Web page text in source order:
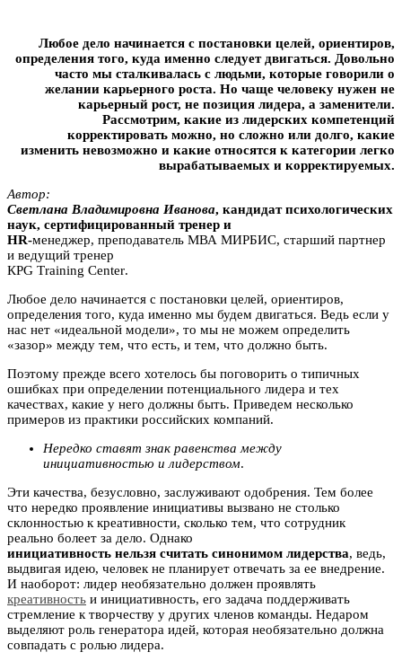
Любое дело начинается с постановки целей, ориентиров,
определения того, куда именно следует двигаться. Довольно
часто мы сталкивалась с людьми, которые говорили о
желании карьерного роста. Но чаще человеку нужен не
карьерный рост, не позиция лидера, а заменители.
Рассмотрим, какие из лидерских компетенций
корректировать можно, но сложно или долго, какие
изменить невозможно и какие относятся к категории легко
вырабатываемых и корректируемых.
Автор:
Светлана Bлaдимиpовна Ивaнoва, кандидат психологических
наук, сертифицированный тренер и
HR-менеджер, преподаватель МВА MИPБИC, старший партнер
и ведущий тренер
КPG Тraining Сenter.
Любое дело начинается с постановки целей, ориентиров,
определения того, куда именно мы будем двигаться. Ведь если у
нас нет «идеальной модели», то мы не можем определить
«зазор» между тем, что есть, и тем, что должно быть.
Поэтому прежде всего хотелось бы поговорить о типичных
ошибках при определении потенциального лидера и тех
качествах, какие у него должны быть. Приведем несколько
примеров из практики российских компаний.
Нередко ставят знак равенства между
инициативностью и лидерством.
Эти качества, безусловно, заслуживают одобрения. Тем более
что нередко проявление инициативы вызвано не столько
склонностью к креативности, сколько тем, что сотрудник
реально болеет за дело. Однако
инициативность нельзя считать синонимом лидерства, ведь,
выдвигая идею, человек не планирует отвечать за ее внедрение.
И наоборот: лидер необязательно должен проявлять
креативность и инициативность, его задача поддерживать
стремление к творчеству у других членов команды. Недаром
выделяют роль генератора идей, которая необязательно должна
совпадать с ролью лидера.